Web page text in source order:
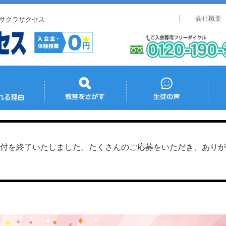
クラサクセス 会社概要
を終了いたしました。たくさんのご応募をいただき、あり